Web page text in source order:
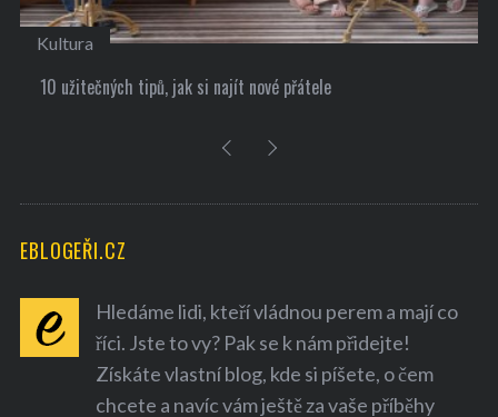
Gastronomie
Recepty pro zdravou a rychlou snídani
EBLOGEŘI.CZ
Hledáme lidi, kteří vládnou perem a mají co
říci. Jste to vy? Pak se k nám přidejte!
Získáte vlastní blog, kde si píšete, o čem
chcete a navíc vám ještě za vaše příběhy